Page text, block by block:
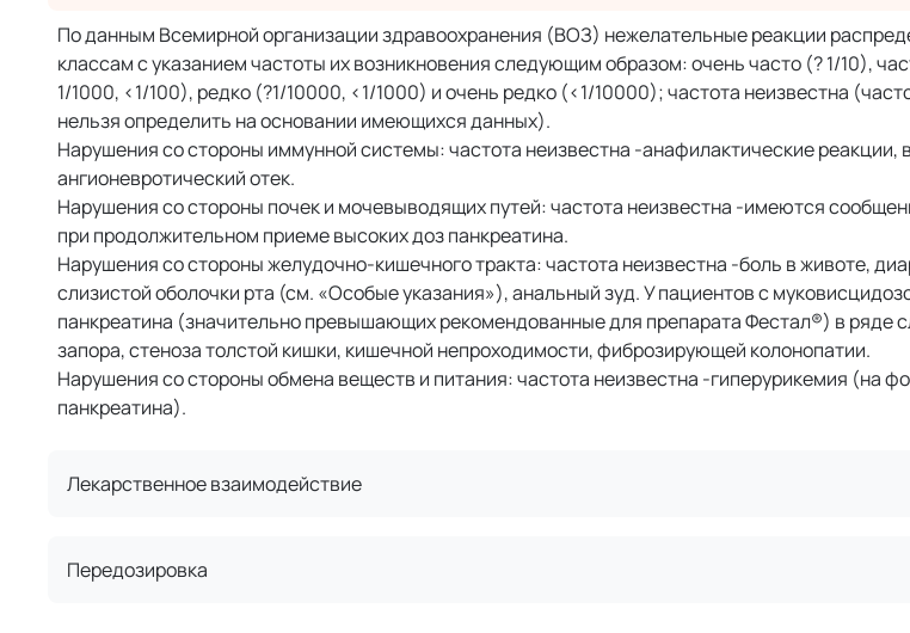
По данным Всемирной организации здравоохранения (ВОЗ) нежелательные реакции
классам с указанием частоты их возникновения следующим образом: очень часто (? 1/10),
1/1000, <1/100), редко (?1/10000, <1/1000) и очень редко (<1/10000); частота неизвестна
нельзя определить на основании имеющихся данных).
Нарушения со стороны иммунной системы: частота неизвестна -анафилактические реакции,
ангионевротический отек.
Нарушения со стороны почек и мочевыводящих путей: частота неизвестна -имеются
при продолжительном приеме высоких доз панкреатина.
Нарушения со стороны желудочно-кишечного тракта: частота неизвестна -боль в животе,
слизистой оболочки рта (см. «Особые указания»), анальный зуд. У пациентов с
панкреатина (значительно превышающих рекомендованные для препарата Фестал®) в ряде
запора, стеноза толстой кишки, кишечной непроходимости, фиброзирующей колонопатии.
Нарушения со стороны обмена веществ и питания: частота неизвестна -гиперурикемия (на
панкреатина).
Лекарственное взаимодействие
Передозировка